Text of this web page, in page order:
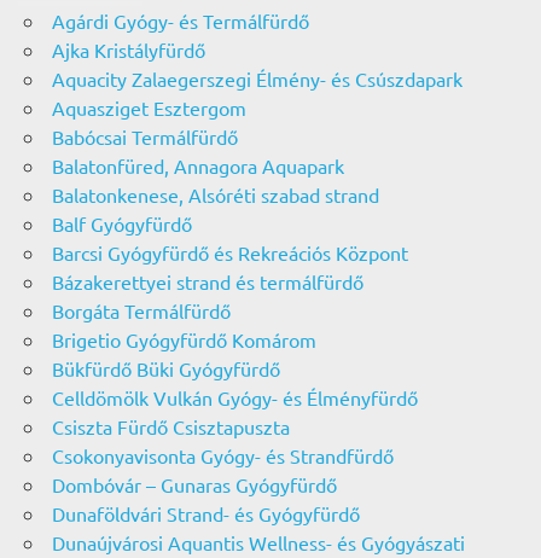
Agárdi Gyógy- és Termálfürdő
Ajka Kristályfürdő
Aquacity Zalaegerszegi Élmény- és Csúszdapark
Aquasziget Esztergom
Babócsai Termálfürdő
Balatonfüred, Annagora Aquapark
Balatonkenese, Alsóréti szabad strand
Balf Gyógyfürdő
Barcsi Gyógyfürdő és Rekreációs Központ
Bázakerettyei strand és termálfürdő
Borgáta Termálfürdő
Brigetio Gyógyfürdő Komárom
Bükfürdő Büki Gyógyfürdő
Celldömölk Vulkán Gyógy- és Élményfürdő
Csiszta Fürdő Csisztapuszta
Csokonyavisonta Gyógy- és Strandfürdő
Dombóvár – Gunaras Gyógyfürdő
Dunaföldvári Strand- és Gyógyfürdő
Dunaújvárosi Aquantis Wellness- és Gyógyászati